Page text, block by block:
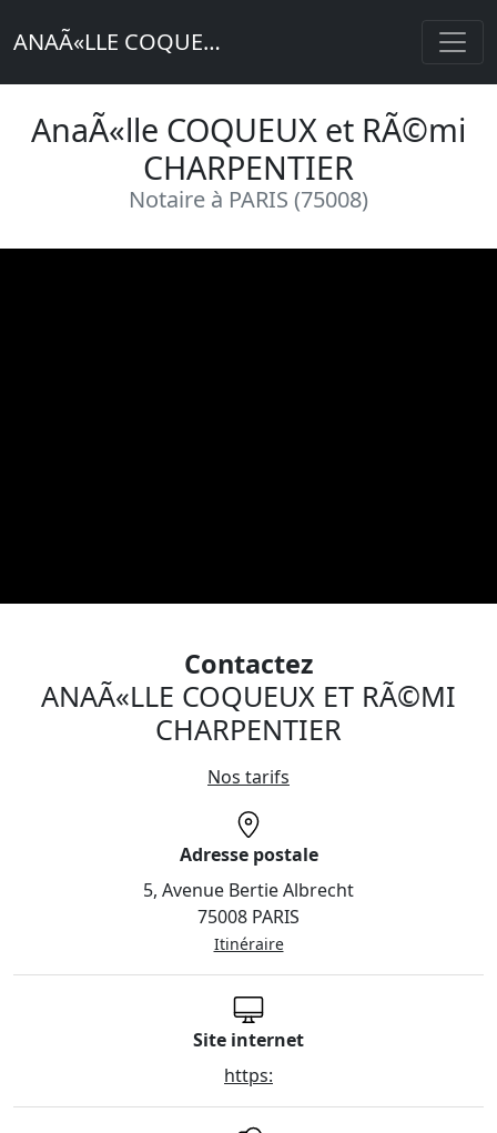
ANAÃ«LLE COQUEUX ET RÃ©MI CHARPENTIER
AnaÃ«lle COQUEUX et RÃ©mi
CHARPENTIER
Notaire à PARIS (75008)
Contactez
ANAÃ«LLE COQUEUX ET RÃ©MI
CHARPENTIER
Nos tarifs
Adresse postale
5, Avenue Bertie Albrecht
75008 PARIS
Itinéraire
Site internet
https: